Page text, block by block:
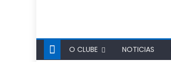
O CLUBE NOTICIAS